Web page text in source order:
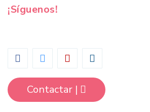
¡Síguenos!
Contactar |